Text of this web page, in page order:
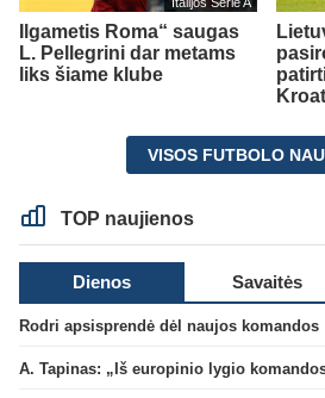
Ilgametis Roma“ saugas
L. Pellegrini dar metams
liks šiame klube
VISOS FUTBOLO
TOP naujienos
Dienos Savaitės
Rodri apsisprendė dėl naujos komandos